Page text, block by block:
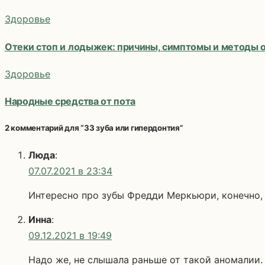
Здоровье
Отеки стоп и лодыжек: причины, симптомы и методы
Здоровье
Народные средства от пота
2 комментарий для “33 зуба или гипердонтия”
Люда:
07.07.2021 в 23:34
Интересно про зубы Фредди Меркьюри, конечно,
Инна:
09.12.2021 в 19:49
Надо же, не слышала раньше от такой аномалии.